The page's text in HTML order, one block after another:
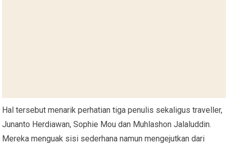
Hal tersebut menarik perhatian tiga penulis sekaligus traveller,
Junanto Herdiawan, Sophie Mou dan Muhlashon Jalaluddin.
Mereka menguak sisi sederhana namun mengejutkan dari